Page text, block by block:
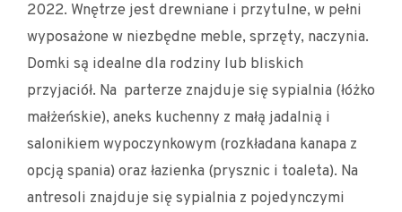
2022. Wnętrze jest drewniane i przytulne, w pełni
wyposażone w niezbędne meble, sprzęty, naczynia.
Domki są idealne dla rodziny lub bliskich
przyjaciół. Na parterze znajduje się sypialnia (łóżko
małżeńskie), aneks kuchenny z małą jadalnią i
salonikiem wypoczynkowym (rozkładana kanapa z
opcją spania) oraz łazienka (prysznic i toaleta). Na
antresoli znajduje się sypialnia z pojedynczymi